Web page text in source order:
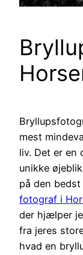
mest
liv. Det er
unikke
på den bedst
fotograf i
der hjælper
fra jeres
hvad en